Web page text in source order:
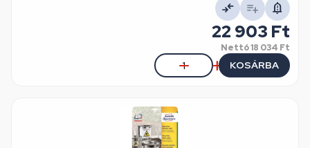
22 903 Ft
Nettó18 034 Ft
KOSÁRBA